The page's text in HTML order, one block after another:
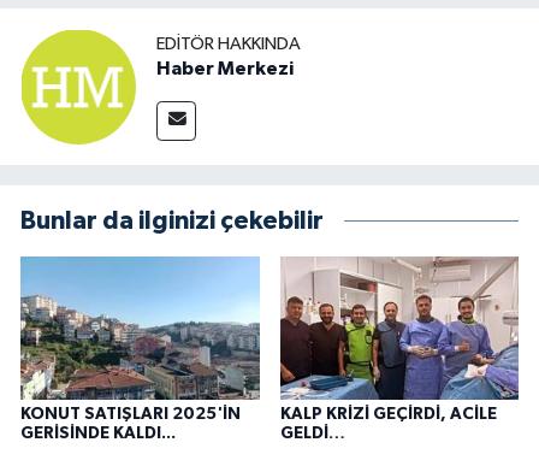
EDITÖR HAKKINDA
Haber Merkezi
Bunlar da ilginizi çekebilir
KONUT SATIŞLARI 2025'İN
GERİSİNDE KALDI...
KALP KRİZİ GEÇİRDİ, ACİLE
GELDİ…